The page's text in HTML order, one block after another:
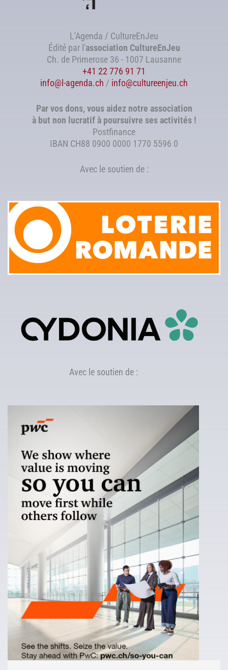
L'Agenda / CultureEnJeu
Édité par l'association CultureEnJeu
Ch. de Primerose 36 - 1007 Lausanne
+41 22 776 91 71
info@l-agenda.ch / info@cultureenjeu.ch
Par vos dons, vous aidez notre association
à but non lucratif à poursuivre ses activités !
Postfinance
IBAN CH88 0900 0000 1770 5596 0
Avec le soutien de :
Avec le soutien de :